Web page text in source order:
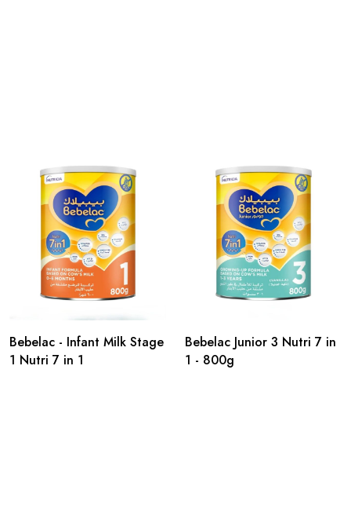
Bebelac - Infant Milk Stage
1 Nutri 7 in 1
Bebelac Junior 3 Nutri 7 in
1 - 800g